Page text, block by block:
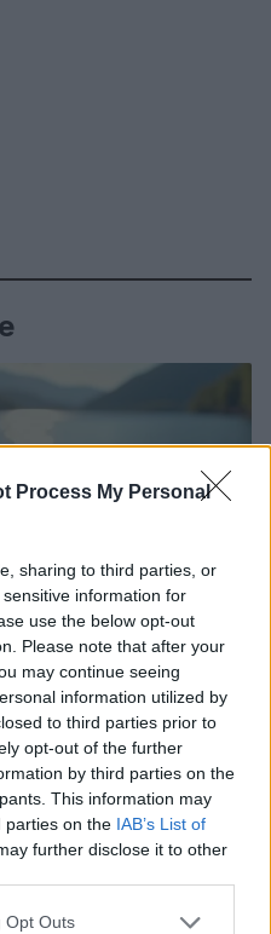
Process My Personal
sharing to third parties, or
information for
use the below opt-out
Please note that after your
may continue seeing
information utilized by
to third parties prior to
opt-out of the further
by third parties on the
This information may
parties on the IAB’s List of
further disclose it to other
uses one or more Google
Opt Outs
le forze per la